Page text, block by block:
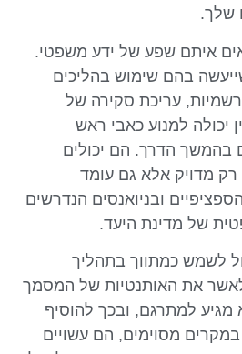
שלך.
איתם שפע של ידע משפטי.
בהם שימוש בהליכים
עריכת סקירה של
יכולה למנוע כאבי ראש
בהמשך הדרך. הם יכולים
מדויק אלא גם עומד
ובניואנסים הנדרשים
של מדינת היעד.
לשמש כמתווך בתהליך
לאשר את האותנטיות של המסמך
מגיע למתרגם, ובכך להוסיף
מסוימים, הם עשויים